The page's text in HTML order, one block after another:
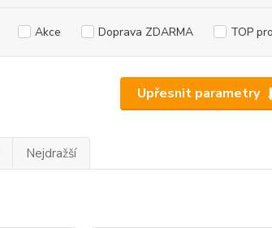
Upřesnit parametry
Akce Doprava ZDARMA TOP
Nejdražší